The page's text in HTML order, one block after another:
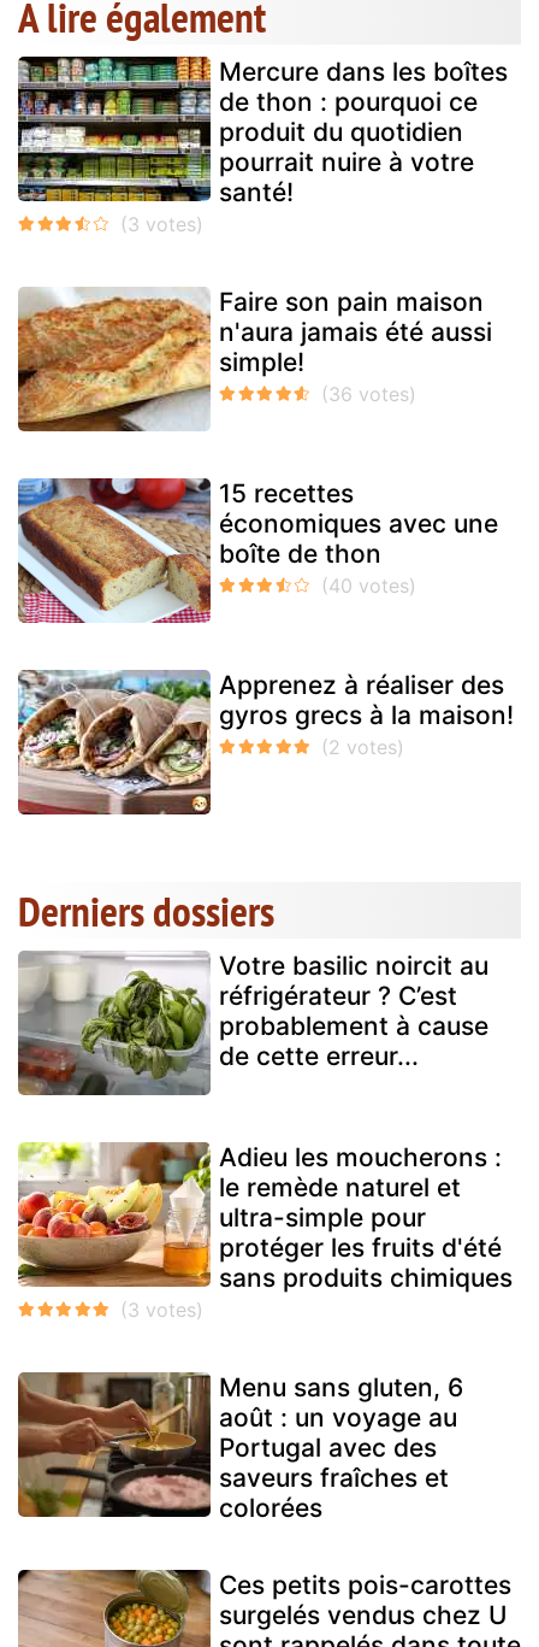
A lire également
Mercure dans les boîtes
de thon : pourquoi ce
produit du quotidien
pourrait nuire à votre
santé!
Faire son pain maison
n'aura jamais été aussi
simple!
15 recettes
économiques avec une
boîte de thon
Apprenez à réaliser des
gyros grecs à la maison!
Derniers dossiers
Votre basilic noircit au
réfrigérateur ? C’est
probablement à cause
de cette erreur...
Adieu les moucherons :
le remède naturel et
ultra-simple pour
protéger les fruits d'été
sans produits chimiques
Menu sans gluten, 6
août : un voyage au
Portugal avec des
saveurs fraîches et
colorées
Ces petits pois-carottes
surgelés vendus chez U